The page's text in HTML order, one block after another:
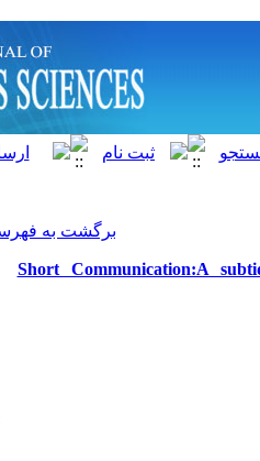
برگشت به
Short Communication:A